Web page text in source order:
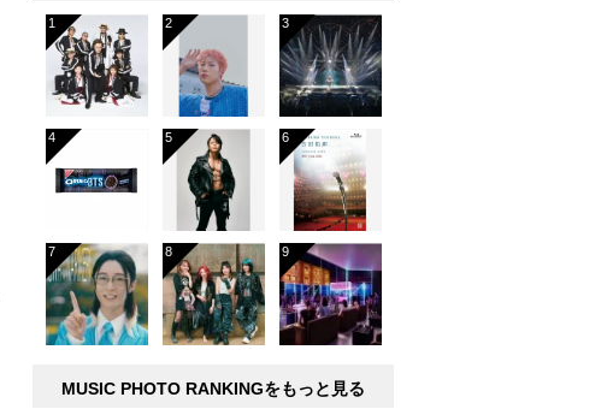
MUSIC PHOTO RANKINGをもっと見る